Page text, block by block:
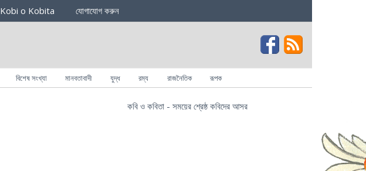
Kobi o Kobita যোগাযোগ করুন
বিশেষ সংখ্যা মানবতাবাদী যুদ্ধ রম্য রাজনৈতিক রূপক
কবি ও কবিতা - সময়ের শ্রেষ্ঠ কবিদের আসর